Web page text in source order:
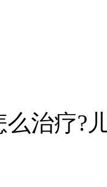
么治疗?